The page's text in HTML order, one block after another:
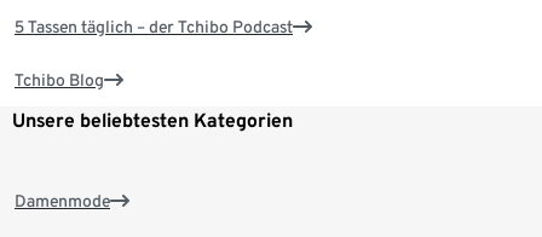
5 Tassen täglich – der Tchibo Podcast
Tchibo Blog
Unsere beliebtesten Kategorien
Damenmode